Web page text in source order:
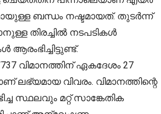
ബന്ധം നഷ്ടമായത്. തുടർന്ന്
തിരച്ചിൽ നടപടികൾ
വിമാനത്തിന് ഏകദേശം 27
ലഭ്യമായ വിവരം. വിമാനത്തിന്റെ
സ്ഥലവും മറ്റ് സാങ്കേതിക